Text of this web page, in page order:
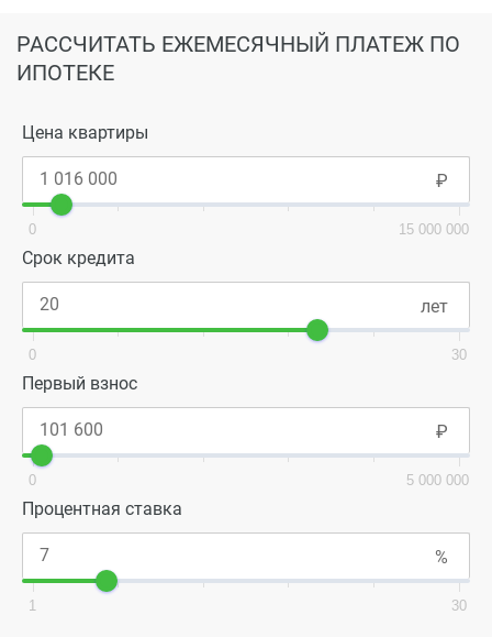
РАССЧИТАТЬ ЕЖЕМЕСЯЧНЫЙ ПЛАТЕЖ ПО
ИПОТЕКЕ
Цена квартиры
0 15 000 000
Срок кредита
0 30
Первый взнос
0 5 000 000
Процентная ставка
1 30